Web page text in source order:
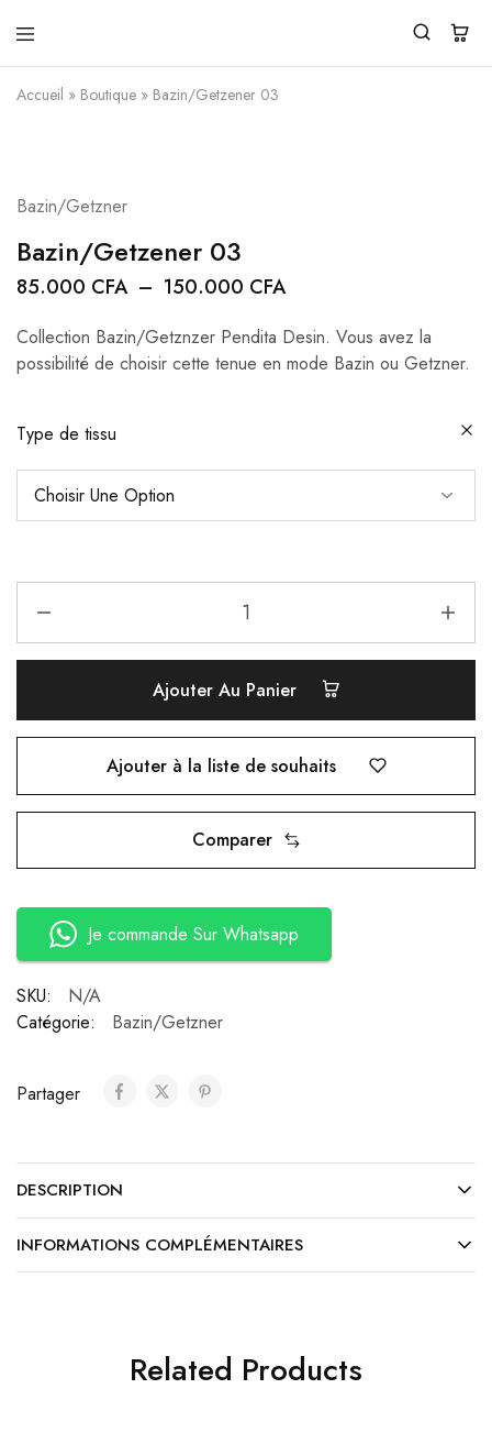
Pendita
Design
Vente
de
vêtements
Accueil » Boutique » Bazin/Getzener 03
Bazin/Getzner
Bazin/Getzener 03
85.000 CFA – 150.000 CFA
Collection Bazin/Getznzer Pendita Desin. Vous avez la
possibilité de choisir cette tenue en mode Bazin ou Getzner.
Type de tissu
Ajouter Au Panier
Ajouter à la liste de souhaits
Comparer
Je commande Sur Whatsapp
SKU:
N/A
Catégorie:
Bazin/Getzner
Partager
DESCRIPTION
INFORMATIONS COMPLÉMENTAIRES
Related Products